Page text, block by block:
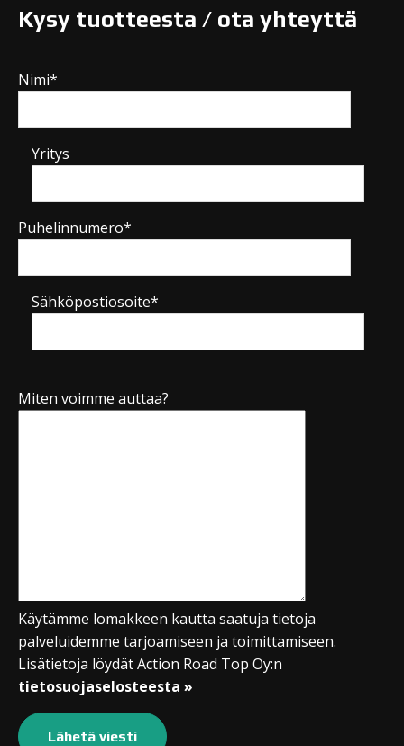
Kysy tuotteesta / ota yhteyttä
Nimi*
Yritys
Puhelinnumero*
Sähköpostiosoite*
Miten voimme auttaa?
Käytämme lomakkeen kautta saatuja tietoja
palveluidemme tarjoamiseen ja toimittamiseen.
Lisätietoja löydät Action Road Top Oy:n
tietosuojaselosteesta »